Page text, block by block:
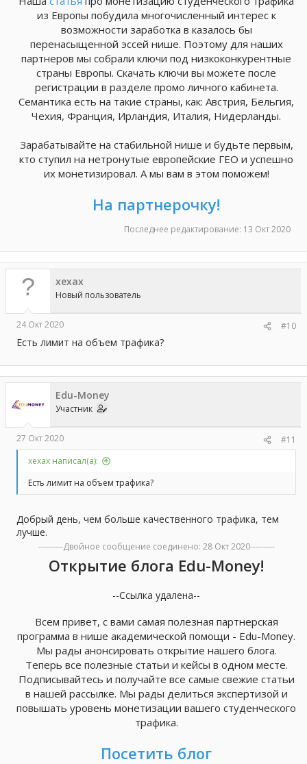
из Европы побудила многочисленный интерес к
возможности заработка в казалось бы
перенасыщенной эссей нише. Поэтому для наших
партнеров мы собрали ключи под низкоконкурентные
страны Европы. Скачать ключи вы можете после
регистрации в разделе промо личного кабинета.
Семантика есть на такие страны, как: Австрия, Бельгия,
Чехия, Франция, Ирландия, Италия, Нидерланды.
Зарабатывайте на стабильной нише и будьте первым,
кто ступил на нетронутые европейские ГЕО и успешно
их монетизировал. А мы вам в этом поможем!
На партнерочку!
Последнее редактирование: 13 Окт 2020
xexax
Новый пользователь
24 Окт 2020 #10
Есть лимит на объем трафика?
Edu-Money
Участник
27 Окт 2020
#11
xexax написал(а):
Есть лимит на объем трафика?
Добрый день, чем больше качественного трафика, тем
лучше.
---------Двойное сообщение соединено: 28 Окт 2020---------
Открытие блога Edu-Money!
--Ссылка удалена--
Всем привет, с вами самая полезная партнерская
программа в нише академической помощи - Edu-Money.
Мы рады анонсировать открытие нашего блога.
Теперь все полезные статьи и кейсы в одном месте.
Подписывайтесь и получайте все самые свежие статьи
в нашей рассылке. Мы рады делиться экспертизой и
повышать уровень монетизации вашего студенческого
трафика.
Посетить блог